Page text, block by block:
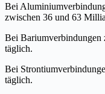
Bei
zwischen 36 und 63
Bei
täglich.
Bei
täglich.